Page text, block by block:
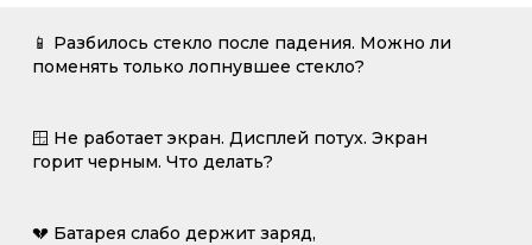
📱 Разбилось стекло после падения. Можно ли
поменять только лопнувшее стекло?
🪟 Не работает экран. Дисплей потух. Экран
горит черным. Что делать?
💔 Батарея слабо держит заряд,